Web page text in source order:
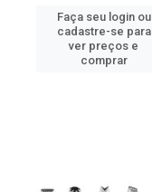
Faça seu login ou
cadastre-se para
ver preços e
comprar